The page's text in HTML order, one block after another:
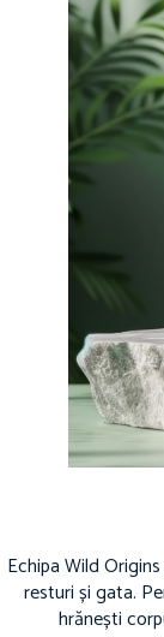
Echipa Wild
resturi și gata.
hrănești